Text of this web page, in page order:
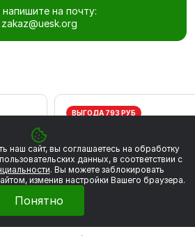
на почту:
zakaz@uesk.org
ВЫГОДА 793 РУБ
наш сайт, вы соглашаетесь на обработку
данных, в соответствии с
. Вы можете заблокировать
изменив настройки Вашего браузера.
Понятно